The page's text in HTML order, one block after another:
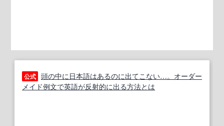
公式 頭の中に日本語はあるのに出てこない…。オーダー
メイド例文で英語が反射的に出る方法とは